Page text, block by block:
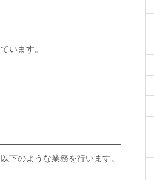
います。
下のような業務を行います。